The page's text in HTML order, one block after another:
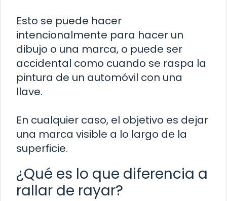
Esto se puede hacer
intencionalmente para hacer un
dibujo o una marca, o puede ser
accidental como cuando se raspa la
pintura de un automóvil con una
llave.
En cualquier caso, el objetivo es dejar
una marca visible a lo largo de la
superficie.
¿Qué es lo que diferencia a
rallar de rayar?